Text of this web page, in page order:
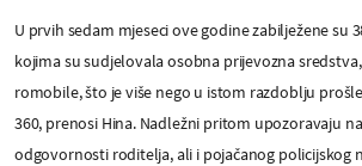
U prvih sedam mjeseci ove godine zabilježene su
kojima su sudjelovala osobna prijevozna
romobile, što je više nego u istom razdoblju
360, prenosi Hina. Nadležni pritom upozoravaju
odgovornosti roditelja, ali i pojačanog policijskog